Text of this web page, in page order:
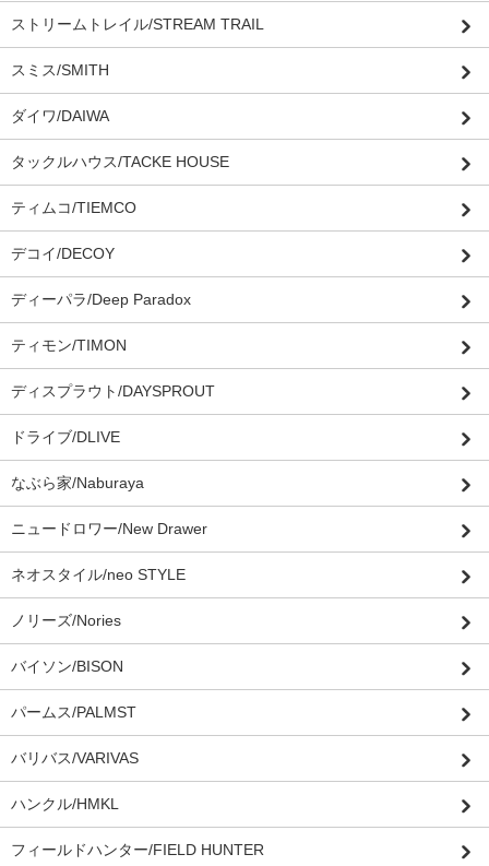
ストリームトレイル/STREAM TRAIL
スミス/SMITH
ダイワ/DAIWA
タックルハウス/TACKE HOUSE
ティムコ/TIEMCO
デコイ/DECOY
ディーパラ/Deep Paradox
ティモン/TIMON
ディスプラウト/DAYSPROUT
ドライブ/DLIVE
なぶら家/Naburaya
ニュードロワー/New Drawer
ネオスタイル/neo STYLE
ノリーズ/Nories
バイソン/BISON
パームス/PALMST
バリバス/VARIVAS
ハンクル/HMKL
フィールドハンター/FIELD HUNTER